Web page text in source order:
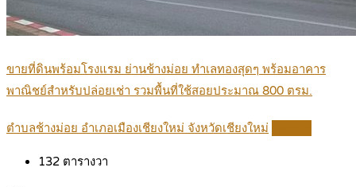
ขายที่ดินพร้อมโรงแรม ย่านช้างม่อย ทำเลทองสุดๆ พร้อมอาคาร
พาณิชย์สำหรับปล่อยเช่า รวมพื้นที่ใช้สอยประมาณ 800 ตรม.
ตำบลช้างม่อย อำเภอเมืองเชียงใหม่ จังหวัดเชียงใหม่
132 ตารางวา